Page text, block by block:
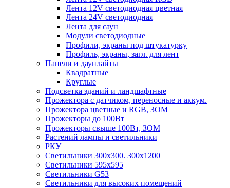
Лента 12V светодиодная цветная
Лента 24V светодиодная
Лента для саун
Модули светодиодные
Профили, экраны под штукатурку
Профиль, экраны, загл. для лент
Панели и даунлайты
Квадратные
Круглые
Подсветка зданий и ландшафтные
Прожектора с датчиком, переносные и аккум.
Прожектора цветные и RGB, ЗОМ
Прожекторы до 100Вт
Прожекторы свыше 100Вт, ЗОМ
Растений лампы и светильники
РКУ
Светильники 300х300. 300х1200
Светильники 595х595
Светильники G53
Светильники для высоких помещений